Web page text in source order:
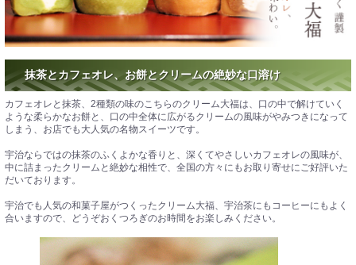
抹茶とカフェオレ、お餅とクリームの絶妙な口溶け
カフェオレと抹茶、2種類の味のこちらのクリーム大福は、口の中で解けていく
ような柔らかなお餅と、口の中全体に広がるクリームの風味がやみつきになって
しまう、お店でも大人気の名物スイーツです。
宇治ならではの抹茶のふくよかな香りと、深くてやさしいカフェオレの風味が、
中に詰まったクリームと絶妙な相性で、全国の方々にもお取り寄せにご好評いた
だいております。
宇治でも人気の和菓子屋がつくったクリーム大福、宇治茶にもコーヒーにもよく
合いますので、どうぞおくつろぎのお時間をお楽しみください。